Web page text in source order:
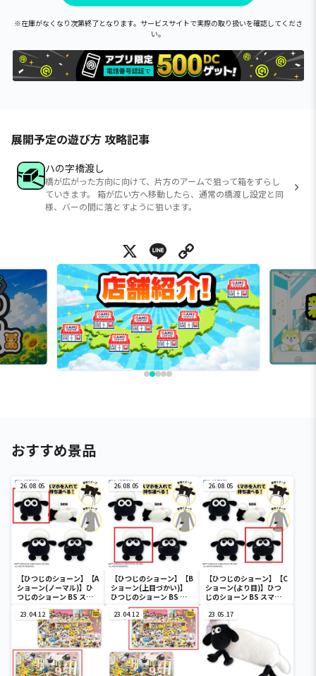
※在庫がなくなり次第終了となります。サービスサイトで実際の取り扱いを確認してくださ
い。
展開予定の遊び方 攻略記事
ハの字橋渡し
橋が広がった方向に向けて、片方のアームで狙って箱をずらし
ていきます。 箱が広い方へ移動したら、通常の橋渡し設定と同
様、バーの間に落とすように狙います。
X Line
おすすめ景品
26.08.05
【ひつじのショーン】【A
ショーン(ノーマル)】ひ
つじのショーン BS スマ
ホショーンルダー
26.08.05
【ひつじのショーン】【B
ショーン(上目づかい)】
ひつじのショーン BS ス
マホショーンルダー
26.08.05
【ひつじのショーン】【C
ショーン(より目)】ひつ
じのショーン BS スマホ
23.04.12 23.04.12 23.05.17